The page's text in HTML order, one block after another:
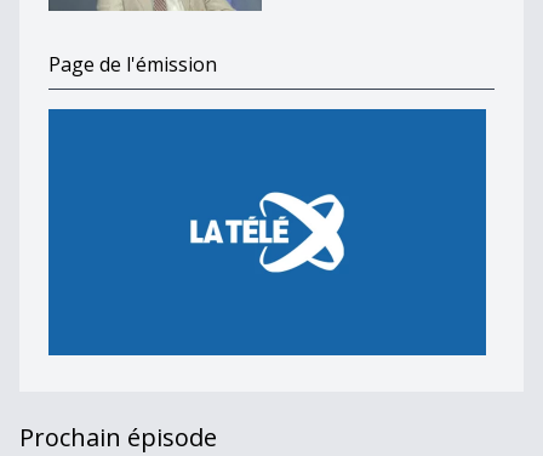
Page de l'émission
Prochain épisode